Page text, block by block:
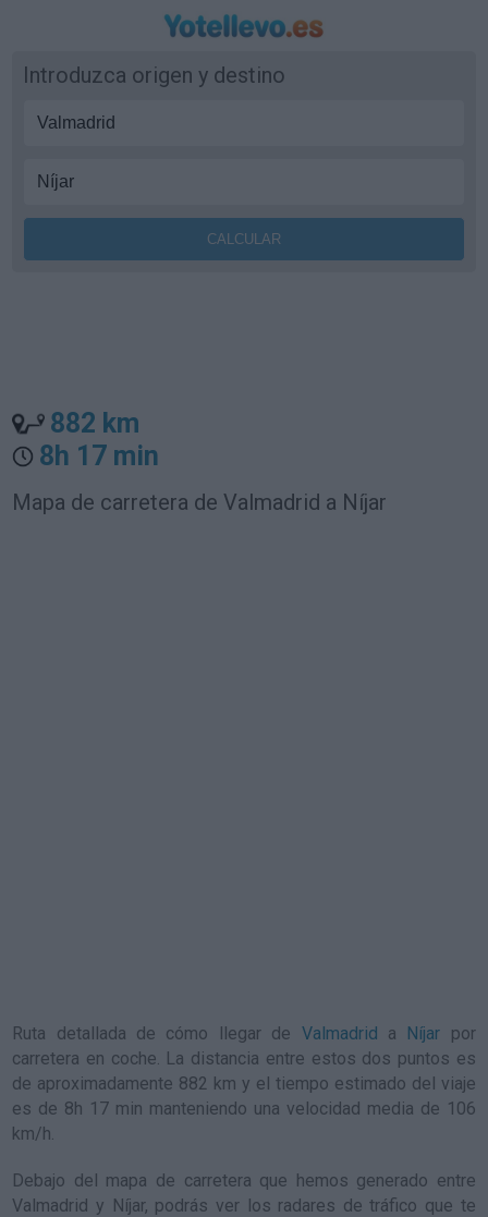
Introduzca origen y destino
882 km
8h 17 min
Mapa de carretera de Valmadrid a Níjar
Ruta detallada de cómo llegar de Valmadrid a Níjar por
carretera en coche. La distancia entre estos dos puntos es
de aproximadamente 882 km y el tiempo estimado del viaje
es de 8h 17 min manteniendo una velocidad media de 106
km/h.
Debajo del mapa de carretera que hemos generado entre
Valmadrid y Níjar, podrás ver los radares de tráfico que te